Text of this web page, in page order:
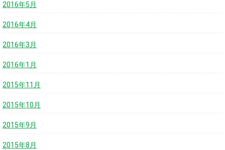
2016年5月
2016年4月
2016年3月
2016年1月
2015年11月
2015年10月
2015年9月
2015年8月